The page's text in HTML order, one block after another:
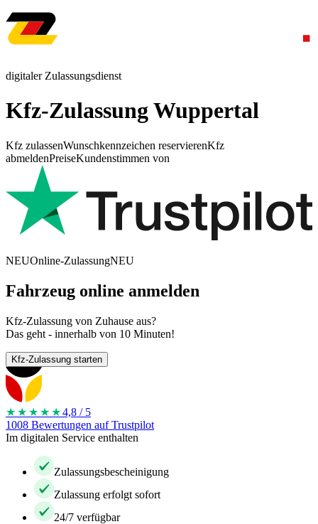
digitaler Zulassungsdienst
Kfz-Zulassung Wuppertal
Kfz zulassenWunschkennzeichen reservierenKfz
abmeldenPreiseKundenstimmen von
NEUOnline-ZulassungNEU
Fahrzeug online anmelden
Kfz-Zulassung von Zuhause aus?
Das geht - innerhalb von 10 Minuten!
Kfz-Zulassung starten
★★★★ ★4,8 / 5
1008 Bewertungen auf Trustpilot
Im digitalen Service enthalten
Zulassungsbescheinigung
Zulassung erfolgt sofort
24/7 verfügbar